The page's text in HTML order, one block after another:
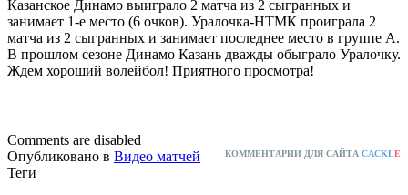
Казанское Динамо выиграло 2 матча из 2 сыгранных и
занимает 1-е место (6 очков). Уралочка-НТМК проиграла 2
матча из 2 сыгранных и занимает последнее место в группе А.
В прошлом сезоне Динамо Казань дважды обыграло Уралочку.
Ждем хороший волейбол! Приятного просмотра!
Comments are disabled
КОММЕНТАРИИ ДЛЯ САЙТА CACKLE
Опубликовано в Видео матчей
Теги